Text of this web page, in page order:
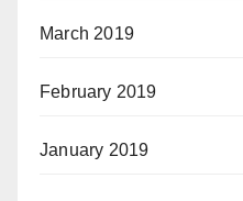
March 2019
February 2019
January 2019